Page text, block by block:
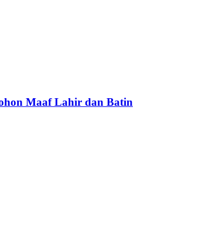
Maaf Lahir dan Batin